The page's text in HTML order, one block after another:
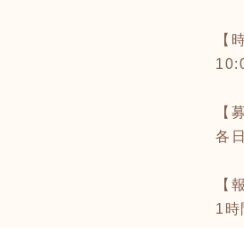
【
【
各
【
1時